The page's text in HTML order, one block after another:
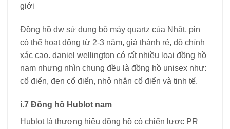
giới
Đồng hồ dw sử dụng bộ máy quartz của Nhật, pin
có thể hoạt động từ 2-3 năm, giá thành rẻ, độ chính
xác cao. daniel wellington có rất nhiều loại đồng hồ
nam nhưng nhìn chung đều là đồng hồ unisex như:
cổ điển, đen cổ điển, nhỏ nhắn cổ điển và tinh tế.
i.7 Đồng hồ Hublot nam
Hublot là thương hiệu đồng hồ có chiến lược PR